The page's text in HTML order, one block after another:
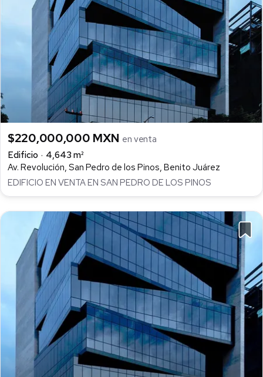
$220,000,000 MXN en venta
Edificio
4,643 m²
Av. Revolución, San Pedro de los Pinos, Benito Juárez
EDIFICIO EN VENTA EN SAN PEDRO DE LOS PINOS